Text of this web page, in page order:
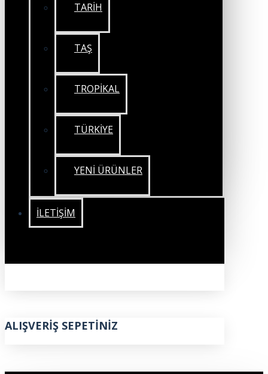
TARİH
TAŞ
TROPİKAL
TÜRKİYE
YENİ ÜRÜNLER
İLETIŞIM
ALIŞVERIŞ SEPETINIZ